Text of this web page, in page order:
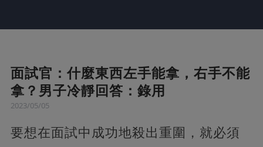
面試官：什麼東西左手能拿，右手不能
拿？男子冷靜回答：錄用
2023/05/05
要想在面試中成功地殺出重圍，就必須